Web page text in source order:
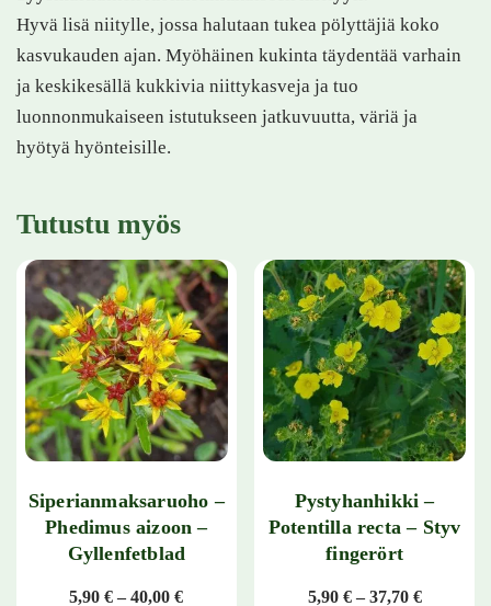
Hyvä lisä niitylle, jossa halutaan tukea pölyttäjiä koko
kasvukauden ajan. Myöhäinen kukinta täydentää varhain
ja keskikesällä kukkivia niittykasveja ja tuo
luonnonmukaiseen istutukseen jatkuvuutta, väriä ja
hyötyä hyönteisille.
Tutustu myös
Siperianmaksaruoho –
Phedimus aizoon –
Gyllenfetblad
5,90€ – 40,00€Hintaluokka: 5,90 € - 40,00 €
Pystyhanhikki –
Potentilla recta – Styv
fingerört
5,90 € – 37,70 €